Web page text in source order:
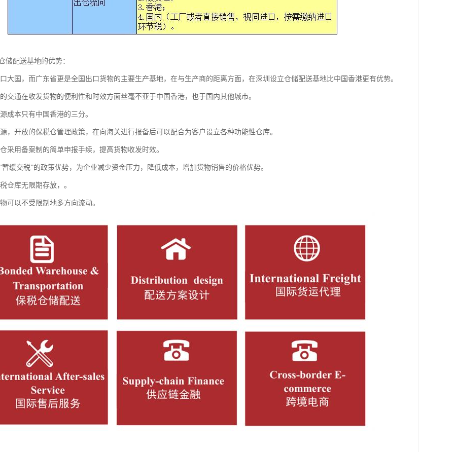
储配送基地的优势：
大国，而广东省更是全国出口货物的主要生产基地，在与生产商的距离方面，在深圳设立仓储配送基地比中国香港更有优势。
交通在收发货物的便利性和时效方面丝毫不亚于中国香港，也于国内其他城市。
成本只有中国香港的三分。
，开放的保税仓管理政策，在向海关进行报备后可以配合为客户设立各种功能性仓库。
采用备案制的简单申报手续，提高货物收发时效。
缓交税”的政策优势，为企业减少资金压力，降低成本，增加货物销售的价格优势。
仓库无限期存放，。
可以不受限制地多方向流动。